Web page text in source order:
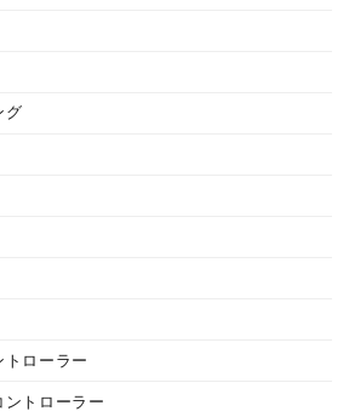
グ
トローラー
トローラー